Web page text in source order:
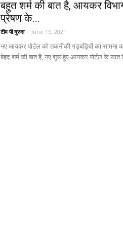
बहुत शर्म की बात है, आयकर
प्रेषण के...
टीम पी गुरुस - June 15, 2021
नए आयकर पोर्टल को तकनीकी गड़बड़ियों का सामना
बेहद शर्म की बात है, नए शुरू हुए आयकर पोर्टल के सात